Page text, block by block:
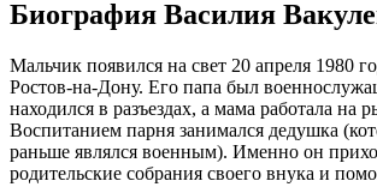
Биография Василия
Мальчик появился на свет 20 апреля 1980
Ростов-на-Дону. Его папа был
находился в разъездах, а мама работала на
Воспитанием парня занимался дедушка
раньше являлся военным). Именно он
родительские собрания своего внука и